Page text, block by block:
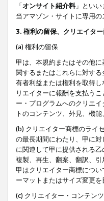
「オンサイト紹介料」といい
当アマゾン・サイトに専用
3. 権利の留保、クリエイタ
(a) 権利の留保
甲は、本規約またはその他
関するまたはこれらに対す
有者利益または権利を取得
リエイターに報酬を支払う
ー・プログラムへのクリエ
トのコンテンツ、外見、機
(b) クリエイター商標のライ
の最長期間にわたり、甲に
に関連して甲に提供される
複製、再生、翻案、翻訳、
甲はクリエイター商標につ
ーマットまたはサイズ変更を
(c) クリエイター・コンテン